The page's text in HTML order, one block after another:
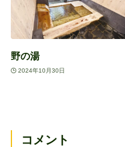
野の湯
2024年10月30日
コメント